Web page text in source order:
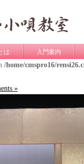
は 入門案内
/home/cmspro16/
»